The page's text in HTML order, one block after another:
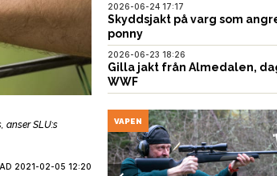
anser SLU:s
2021-02-05 12:20
2026-06-24 17:17
Skyddsjakt på varg som
ponny
2026-06-23 18:26
Gilla jakt från Almedalen,
WWF
VAPEN